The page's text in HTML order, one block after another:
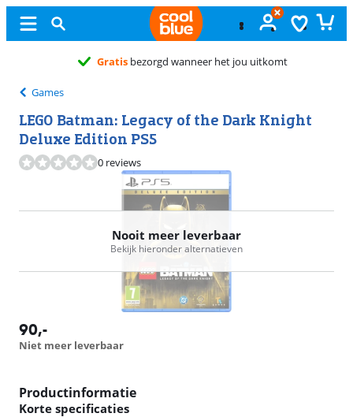
Gratis bezorgd wanneer het jou uitkomt
Games
LEGO Batman: Legacy of the Dark Knight
Deluxe Edition PS5
0 reviews
Nooit meer leverbaar
Bekijk hieronder alternatieven
90,-
Niet meer leverbaar
Productinformatie
Korte specificaties